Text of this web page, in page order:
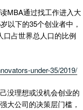
MBA通过找工作进入大
以下的35个创业者中，
口占世界总人口的比例
under-35/2019/
没理想或没机会创业的
大公司的决策层门槛，